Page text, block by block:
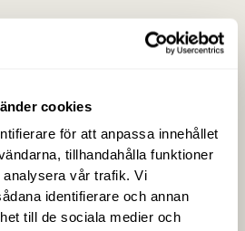
cookies
för att anpassa innehållet
tillhandahålla funktioner
vår trafik. Vi
identifierare och annan
till de sociala medier och
med Enwell